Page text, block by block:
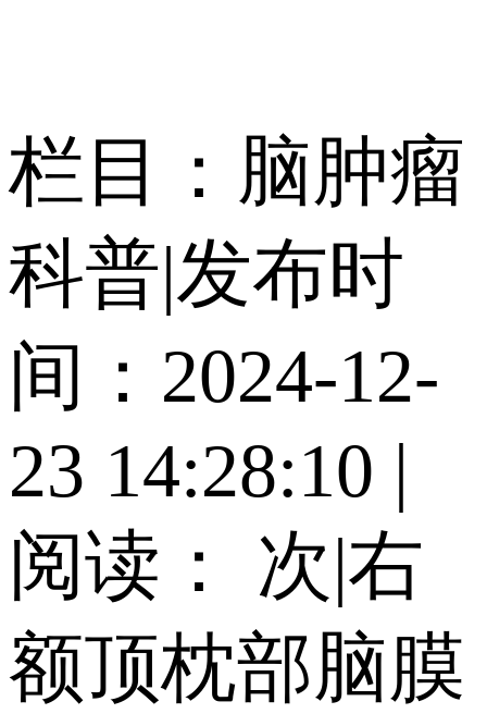
栏目：脑肿瘤
科普|发布时
间：2024-12-
23 14:28:10 |
阅读： 次|右
额顶枕部脑膜